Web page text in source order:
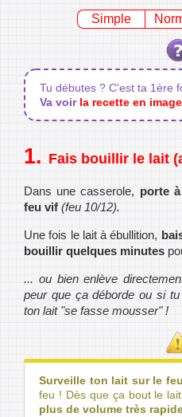
Simple
Tu débutes ? C'est ta 1ère
Va voir la recette en
Fais bouillir le lait
Dans une casserole, porte
feu vif (feu 10/12).
Une fois le lait à ébullition,
bouillir quelques minutes
... ou bien enlève
peur que ça déborde ou si
ton lait "se fasse mousser" !
Surveille ton lait sur le feu
feu ! Dès que ça bout le
plus de volume très